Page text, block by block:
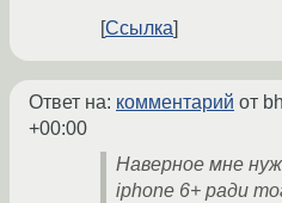
Ссылка
Ответ на: комментарий от
+00:00
Наверное мне
iphone 6+ ради